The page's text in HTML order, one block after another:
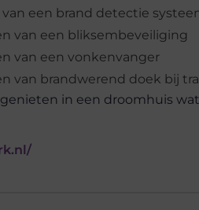
een brand detectie
van een bliksembeveiliging
van een vonkenvanger
van brandwerend doek bij
in een droomhuis